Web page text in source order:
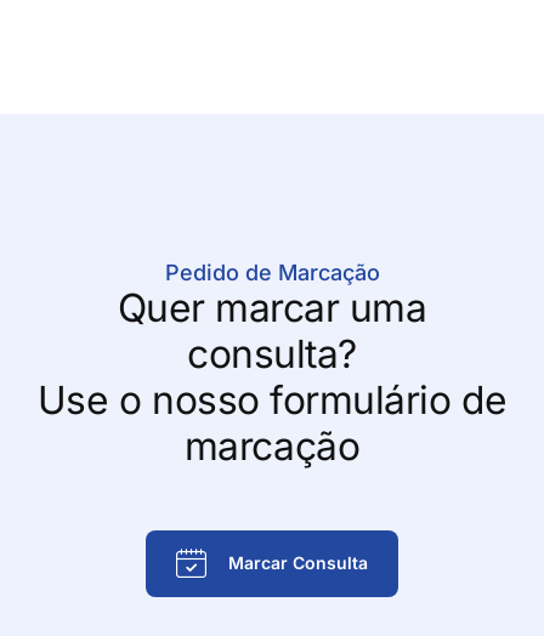
Pedido de Marcação
Quer marcar uma
consulta?
Use o nosso formulário de
marcação
Marcar Consulta